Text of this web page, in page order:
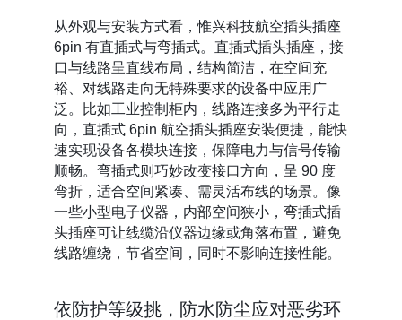
从外观与安装方式看，惟兴科技航空插头插座
6pin 有直插式与弯插式。直插式插头插座，接
口与线路呈直线布局，结构简洁，在空间充
裕、对线路走向无特殊要求的设备中应用广
泛。比如工业控制柜内，线路连接多为平行走
向，直插式 6pin 航空插头插座安装便捷，能快
速实现设备各模块连接，保障电力与信号传输
顺畅。弯插式则巧妙改变接口方向，呈 90 度
弯折，适合空间紧凑、需灵活布线的场景。像
一些小型电子仪器，内部空间狭小，弯插式插
头插座可让线缆沿仪器边缘或角落布置，避免
线路缠绕，节省空间，同时不影响连接性能。
依防护等级挑，防水防尘应对恶劣环